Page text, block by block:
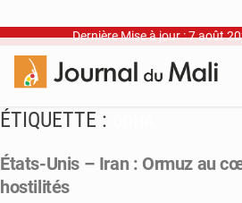
Dernière Mise à jour : 7 août
ÉTIQUETTE :
États-Unis – Iran : Ormuz au
hostilités